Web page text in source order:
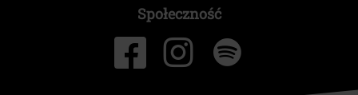
Społeczność